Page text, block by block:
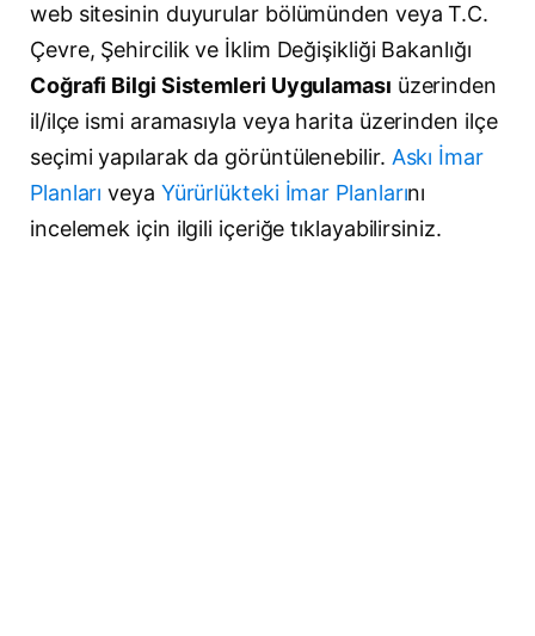
web sitesinin duyurular bölümünden veya T.C.
Çevre, Şehircilik ve İklim Değişikliği Bakanlığı
Coğrafi Bilgi Sistemleri Uygulaması üzerinden
il/ilçe ismi aramasıyla veya harita üzerinden ilçe
seçimi yapılarak da görüntülenebilir. Askı İmar
Planları veya Yürürlükteki İmar Planlarını
incelemek için ilgili içeriğe tıklayabilirsiniz.